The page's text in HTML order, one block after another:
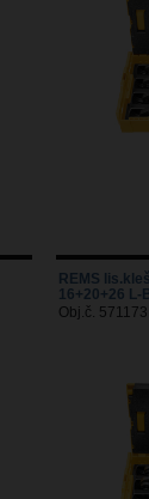
REMS
16+20+26 L-
Obj.č. 571173